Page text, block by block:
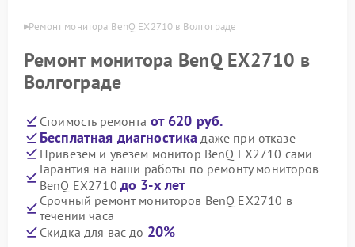
Ремонт монитора BenQ EX2710 в Волгограде
Ремонт монитора BenQ EX2710 в
Волгограде
Стоимость ремонта от 620 руб.
Бесплатная диагностика даже при отказе
Привезем и увезем монитор BenQ EX2710 сами
Гарантия на наши работы по ремонту мониторов
BenQ EX2710 до 3-х лет
Срочный ремонт мониторов BenQ EX2710 в
течении часа
Скидка для вас до 20%